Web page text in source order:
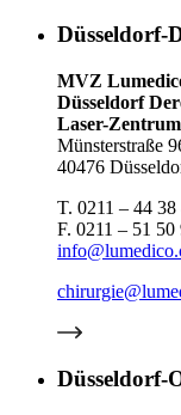
Düsseldorf-
MVZ
Düsseldorf
Laser-Zentrum
Münsterstraße
40476
T. 0211 – 44 38
F. 0211 – 51 50
Düsseldorf-